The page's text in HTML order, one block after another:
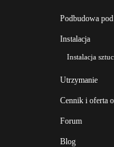
Podbudowa
Instalacja
Instalacja
Utrzymanie
Cennik i oferta
Forum
Blog